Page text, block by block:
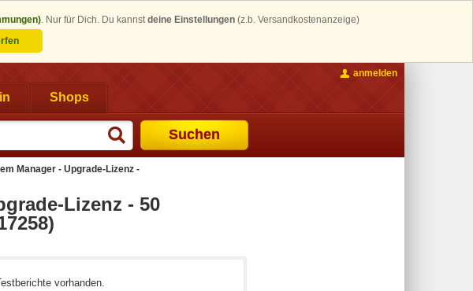
. Nur für Dich. Du kannstdeine Einstellungen (z.b. Versandkostenanzeige)
Shops
Suchen
anmelden
Manager - Upgrade-Lizenz -
Lizenz - 50
vorhanden.